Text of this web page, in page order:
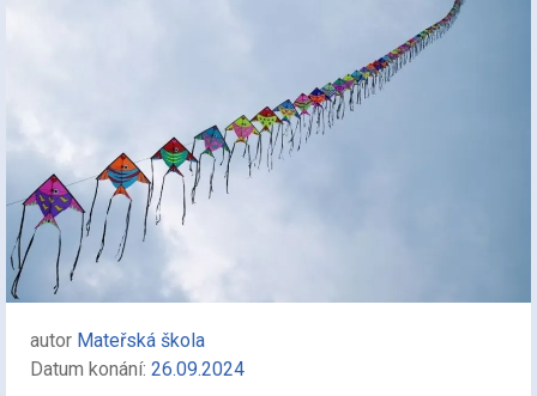
autor Mateřská škola
Datum konání: 26.09.2024